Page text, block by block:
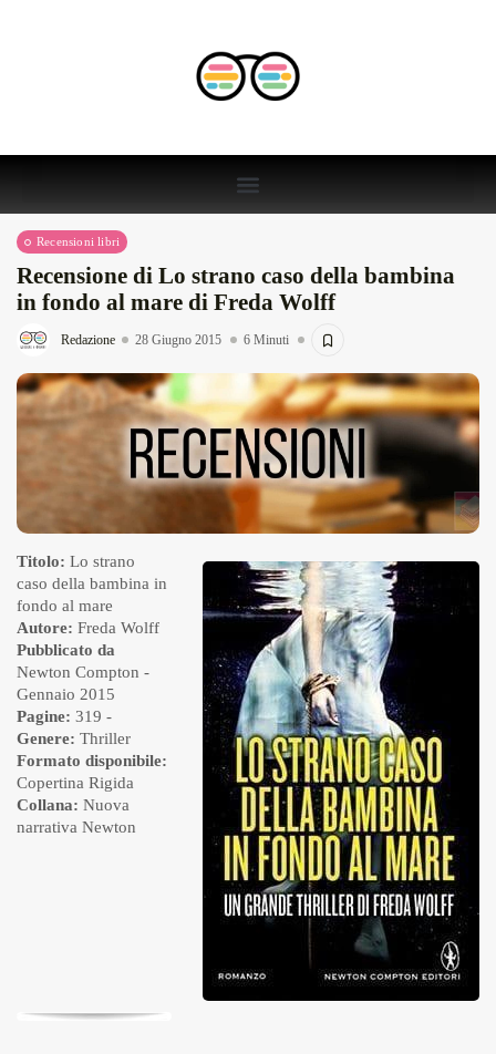
Recensioni libri
Recensione di Lo strano caso della bambina
in fondo al mare di Freda Wolff
Redazione 28 Giugno 2015 6 Minuti
Titolo: Lo strano
caso della bambina in
fondo al mare
Autore: Freda Wolff
Pubblicato da
Newton Compton -
Gennaio 2015
Pagine: 319 -
Genere: Thriller
Formato disponibile:
Copertina Rigida
Collana: Nuova
narrativa Newton